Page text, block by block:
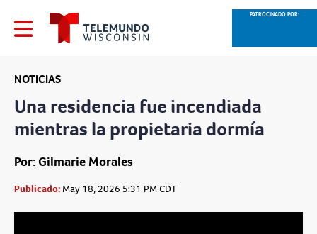
PATROCINADO POR:
NOTICIAS
Una residencia fue incendiada
mientras la propietaria dormía
Por: Gilmarie Morales
Publicado: May 18, 2026 5:31 PM CDT